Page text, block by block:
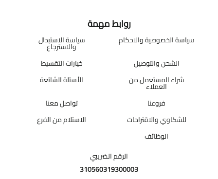
روابط مهمة
سياسة الخصوصية والاحكام سياسة الاستبدال
والاسترجاع
الشحن والتوصيل
خيارات التقسيط
شراء المستعمل من
العملاء
الأسئلة الشائعة
فروعنا
تواصل معنا
للشكاوي والاقتراحات
الاستلام من الفرع
الوظائف
الرقم الضريبي
310560319300003